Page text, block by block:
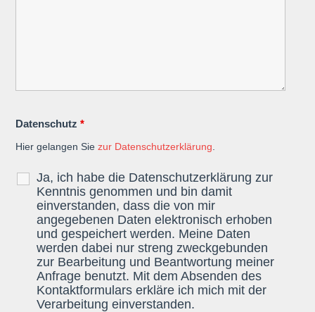
Datenschutz*
Ja, ich habe die Datenschutzerklärung zur
Kenntnis genommen und bin damit
einverstanden, dass die von mir
angegebenen Daten elektronisch erhoben
und gespeichert werden. Meine Daten
werden dabei nur streng zweckgebunden
zur Bearbeitung und Beantwortung meiner
Anfrage benutzt. Mit dem Absenden des
Kontaktformulars erkläre ich mich mit der
Verarbeitung einverstanden.
Hier gelangen Siezur Datenschutzerklärung